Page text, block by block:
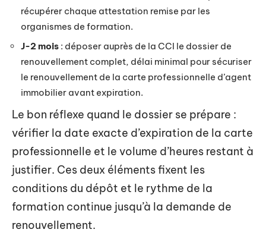
récupérer chaque attestation remise par les
organismes de formation.
J-2 mois : déposer auprès de la CCI le dossier de
renouvellement complet, délai minimal pour sécuriser
le renouvellement de la carte professionnelle d’agent
immobilier avant expiration.
Le bon réflexe quand le dossier se prépare :
vérifier la date exacte d’expiration de la carte
professionnelle et le volume d’heures restant à
justifier. Ces deux éléments fixent les
conditions du dépôt et le rythme de la
formation continue jusqu’à la demande de
renouvellement.